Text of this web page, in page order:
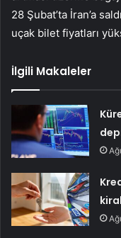
28 Şubat’ta İran’a
uçak bilet fiyatları
İlgili Makaleler